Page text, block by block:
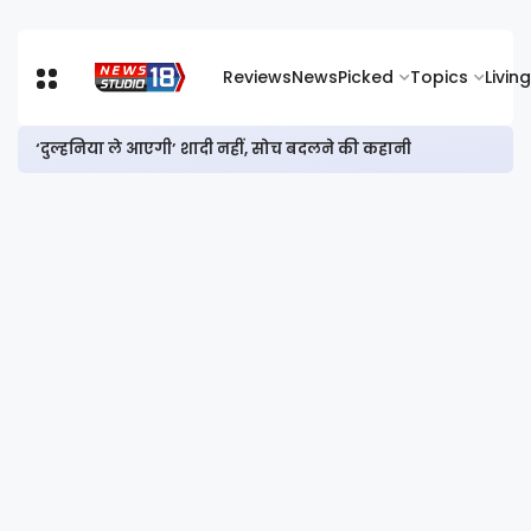
ReviewsNewsPicked Topics Living
‘दुल्हनिया ले आएगी’ शादी नहीं, सोच बदलने की कहानी